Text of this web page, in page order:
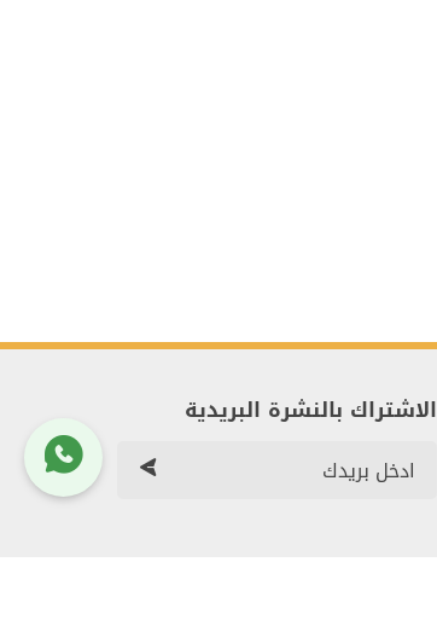
الاشتراك بالنشرة البريدية